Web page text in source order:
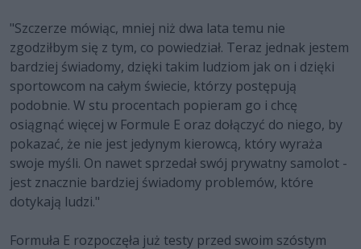
"Szczerze mówiąc, mniej niż dwa lata temu nie
zgodziłbym się z tym, co powiedział. Teraz jednak jestem
bardziej świadomy, dzięki takim ludziom jak on i dzięki
sportowcom na całym świecie, którzy postępują
podobnie. W stu procentach popieram go i chcę
osiągnąć więcej w Formule E oraz dołączyć do niego, by
pokazać, że nie jest jedynym kierowcą, który wyraża
swoje myśli. On nawet sprzedał swój prywatny samolot -
jest znacznie bardziej świadomy problemów, które
dotykają ludzi."
Formuła E rozpoczęła już testy przed swoim szóstym